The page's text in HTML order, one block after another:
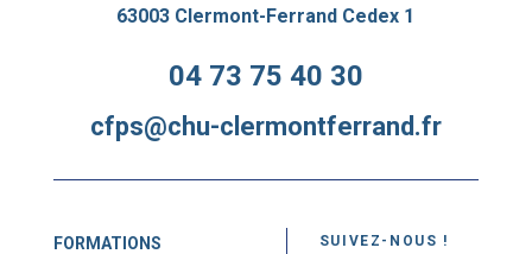
63003 Clermont-Ferrand Cedex 1
04 73 75 40 30
cfps@chu-clermontferrand.fr
FORMATIONS
SUIVEZ-NOUS !